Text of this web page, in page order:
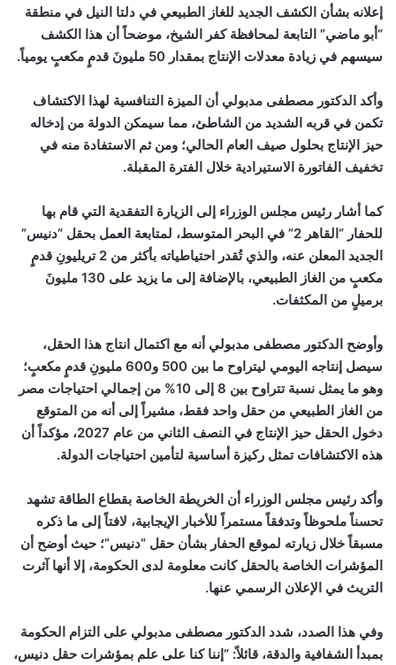
إعلانه بشأن الكشف الجديد للغاز الطبيعي في دلتا النيل في منطقة
“أبو ماضي” التابعة لمحافظة كفر الشيخ، موضحاً أن هذا الكشف
سيسهم في زيادة معدلات الإنتاج بمقدار 50 مليونَ قدمٍ مكعبٍ يومياً.
وأكد الدكتور مصطفى مدبولي أن الميزة التنافسية لهذا الاكتشاف
تكمن في قربه الشديد من الشاطئ، مما سيمكن الدولة من إدخاله
حيز الإنتاج بحلول صيف العام الحالي؛ ومن ثم الاستفادة منه في
تخفيف الفاتورة الاستيرادية خلال الفترة المقبلة.
كما أشار رئيس مجلس الوزراء إلى الزيارة التفقدية التي قام بها
للحفار “القاهر 2” في البحر المتوسط، لمتابعة العمل بحقل “دنيس”
الجديد المعلن عنه، والذي تُقدر احتياطياته بأكثر من 2 تريليونِ قدمٍ
مكعبٍ من الغاز الطبيعي، بالإضافة إلى ما يزيد على 130 مليونَ
برميلٍ من المكثفات.
وأوضح الدكتور مصطفى مدبولي أنه مع اكتمال انتاج هذا الحقل،
سيصل إنتاجه اليومي ليتراوح ما بين 500 و600 مليونِ قدمٍ مكعبٍ؛
وهو ما يمثل نسبة تتراوح بين 8 إلى 10% من إجمالي احتياجات مصر
من الغاز الطبيعي من حقل واحد فقط، مشيراً إلى أنه من المتوقع
دخول الحقل حيز الإنتاج في النصف الثاني من عام 2027، مؤكداً أن
هذه الاكتشافات تمثل ركيزة أساسية لتأمين احتياجات الدولة.
وأكد رئيس مجلس الوزراء أن الخريطة الخاصة بقطاع الطاقة تشهد
تحسناً ملحوظاً وتدفقاً مستمراً للأخبار الإيجابية، لافتاً إلى ما ذكره
مسبقاً خلال زيارته لموقع الحفار بشأن حقل “دنيس”؛ حيث أوضح أن
المؤشرات الخاصة بالحقل كانت معلومة لدى الحكومة، إلا أنها آثرت
التريث في الإعلان الرسمي عنها.
وفي هذا الصدد، شدد الدكتور مصطفى مدبولي على التزام الحكومة
بمبدأ الشفافية والدقة، قائلاً: “إننا كنا على علم بمؤشرات حقل دنيس،